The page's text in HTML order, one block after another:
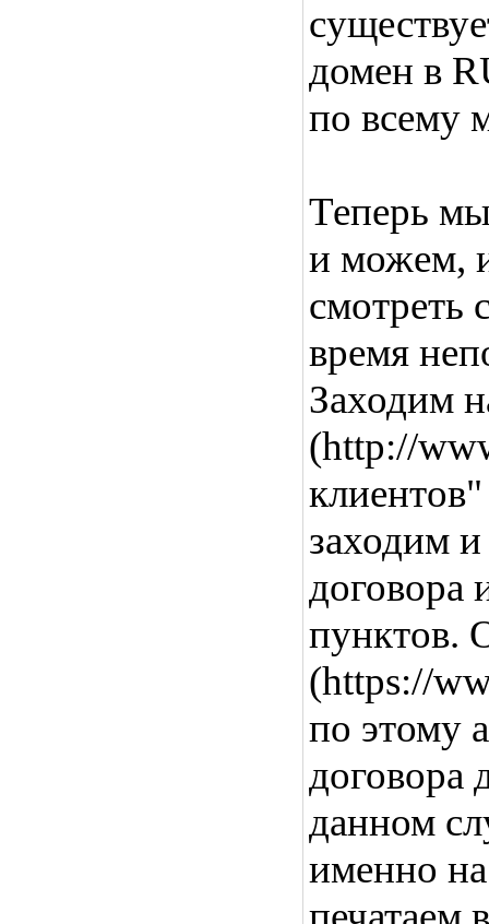
домен в
по всему
Теперь
и можем,
смотреть
время
Заходим
(http://
заходим
договора
пунктов.
(https://
по этому
договора
данном
именно